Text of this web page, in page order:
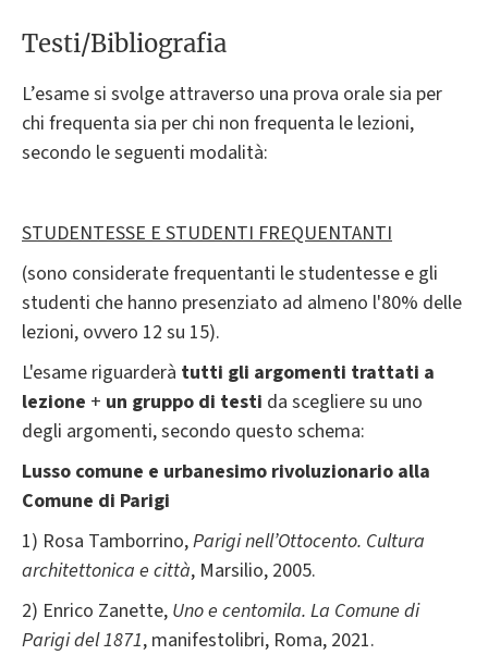
Testi/Bibliografia
L’esame si svolge attraverso una prova orale sia per
chi frequenta sia per chi non frequenta le lezioni,
secondo le seguenti modalità:
STUDENTESSE E STUDENTI FREQUENTANTI
(sono considerate frequentanti le studentesse e gli
studenti che hanno presenziato ad almeno l'80% delle
lezioni, ovvero 12 su 15).
L'esame riguarderà tutti gli argomenti trattati a
lezione + un gruppo di testi da scegliere su uno
degli argomenti, secondo questo schema:
Lusso comune e urbanesimo rivoluzionario alla
Comune di Parigi
1) Rosa Tamborrino,Parigi nell’Ottocento. Cultura
architettonica e città, Marsilio, 2005.
2) Enrico Zanette, Uno e centomila. La Comune di
Parigi del 1871, manifestolibri, Roma, 2021.